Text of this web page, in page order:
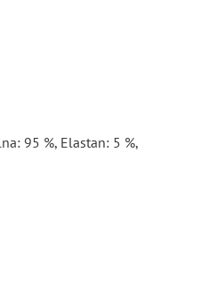
95 %, Elastan: 5 %,